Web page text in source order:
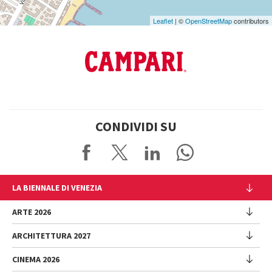
Leaflet | ©OpenStreetMapcontributors
CONDIVIDI SU
LA BIENNALE DI VENEZIA
L'Istituzione
Cariche istituzionali
Storia
Luoghi
ARTE 2026
Esposizione
Intervento di Pietrangelo Buttafuoco
ARCHITETTURA 2027
Mostra
CINEMA 2026